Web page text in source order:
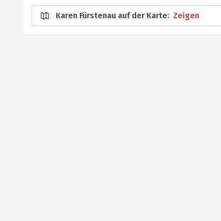
Karen Fürstenau auf der Karte: Zeigen